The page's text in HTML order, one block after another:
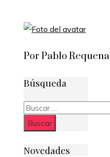
Por Pablo Requena
Búsqueda
Buscar:
Novedades